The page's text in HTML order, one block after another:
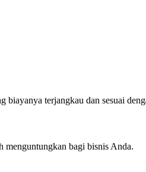
terjangkau dan sesuai
menguntungkan bagi bisnis Anda.